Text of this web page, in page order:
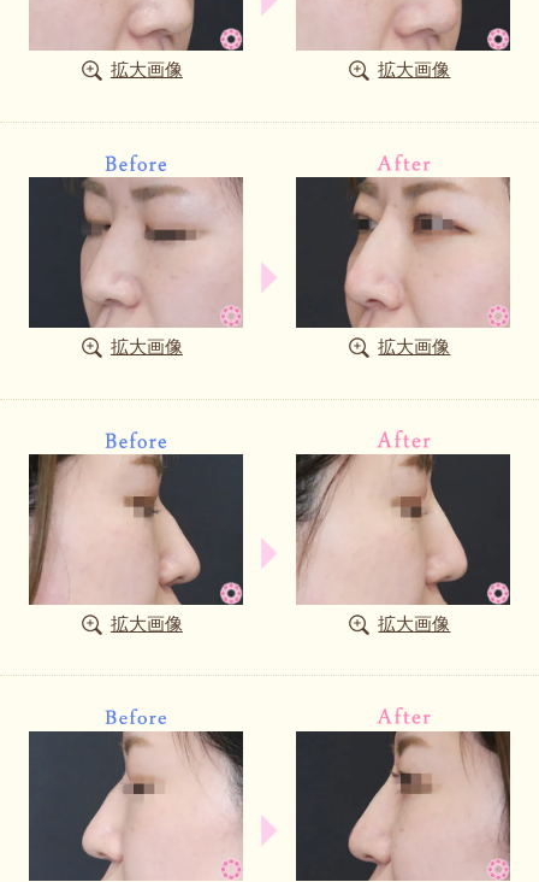
拡大画像 拡大画像
拡大画像 拡大画像
拡大画像 拡大画像